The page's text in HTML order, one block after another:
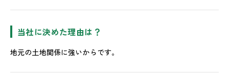
当社に決めた理由は？
地元の土地関係に強いからです。